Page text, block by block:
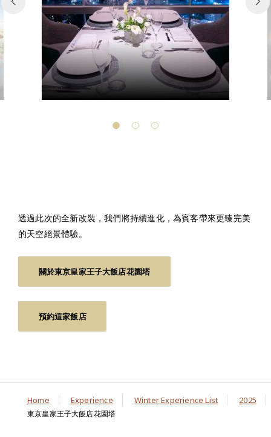
透過此次的全新改裝，我們將持續進化，為賓客帶來更臻完美
的天空絕景體驗。
關於東京皇家王子大飯店花園塔
預約這家飯店
Home Experience Winter Experience List 2025
東京皇家王子大飯店花園塔